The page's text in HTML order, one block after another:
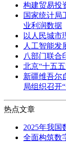
构建贸易投
国家统计局
业利润数据
以人民城市
人工智能发
八部门联合
北京“十五
新疆维吾尔
局组织召开
热点文章
2025年我国
全面构筑数